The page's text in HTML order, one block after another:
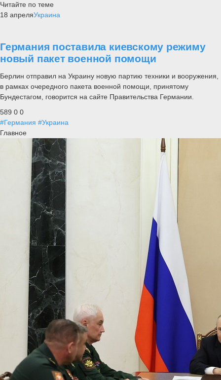
Читайте по теме
18 апреляУкраина
Германия поставила киевскому режиму
новый пакет военной помощи
Берлин отправил на Украину новую партию техники и вооружения,
в рамках очередного пакета военной помощи, принятому
Бундестагом, говорится на сайте Правительства Германии.
589 0 0
#Германия #Украина
Главное